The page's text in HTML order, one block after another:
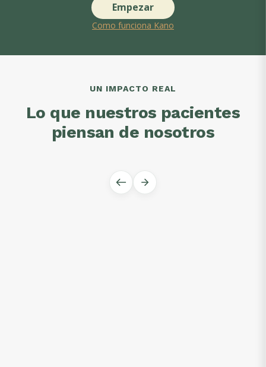
Empezar
Como funciona Kano
UN IMPACTO REAL
Lo que nuestros pacientes
piensan de nosotros